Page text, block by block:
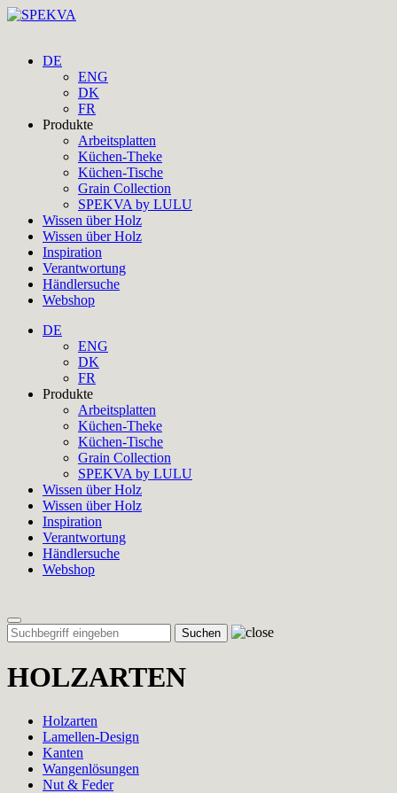
DE
ENG
DK
FR
Produkte
Arbeitsplatten
Küchen-Theke
Küchen-Tische
Grain Collection
SPEKVA by LULU
Wissen über Holz
Wissen über Holz
Inspiration
Verantwortung
Händlersuche
Webshop
DE
ENG
DK
FR
Produkte
Arbeitsplatten
Küchen-Theke
Küchen-Tische
Grain Collection
SPEKVA by LULU
Wissen über Holz
Wissen über Holz
Inspiration
Verantwortung
Händlersuche
Webshop
Toggle
navigation
HOLZARTEN
Holzarten
Lamellen-Design
Kanten
Wangenlösungen
Nut & Feder